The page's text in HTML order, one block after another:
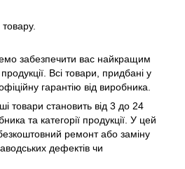
забезпечити вас найкращим
Всі товари, придбані у
гарантію від виробника.
товари становить від 3 до 24
та категорії продукції. У цей
ремонт або заміну
дефектів чи